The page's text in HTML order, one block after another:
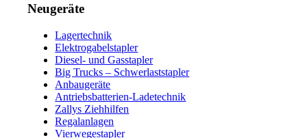
Neugeräte
Lagertechnik
Elektrogabelstapler
Diesel- und Gasstapler
Big Trucks – Schwerlaststapler
Anbaugeräte
Antriebsbatterien-Ladetechnik
Zallys Ziehhilfen
Regalanlagen
Vierwegestapler